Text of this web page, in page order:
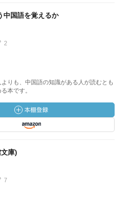
中国語を覚えるか
2
りも、中国語の知識がある人が読むとも
本です。
庫)
7